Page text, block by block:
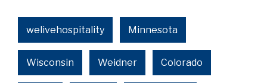
welivehospitality Minnesota
Wisconsin Weidner Colorado